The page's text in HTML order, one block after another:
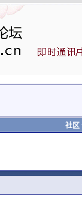
社区